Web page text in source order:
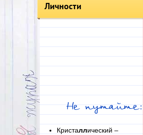
Личности
Не путайте:
Кристаллический –